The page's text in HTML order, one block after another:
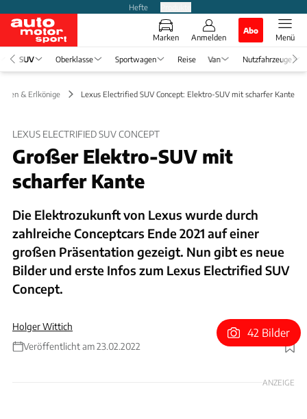
Hefte
Marken Anmelden
Abo
Menü
SUV Oberklasse Sportwagen Reise Van Nutzfahrzeuge
& Erlkönige Lexus Electrified SUV Concept: Elektro-SUV mit scharfer Kante
LEXUS ELECTRIFIED SUV CONCEPT
Großer Elektro-SUV mit
scharfer Kante
Die Elektrozukunft von Lexus wurde durch
zahlreiche Conceptcars Ende 2021 auf einer
großen Präsentation gezeigt. Nun gibt es neue
Bilder und erste Infos zum Lexus Electrified SUV
Concept.
Holger Wittich
Veröffentlicht am 23.02.2022
Foto: Lexus
42 Bilder
ANZEIGE